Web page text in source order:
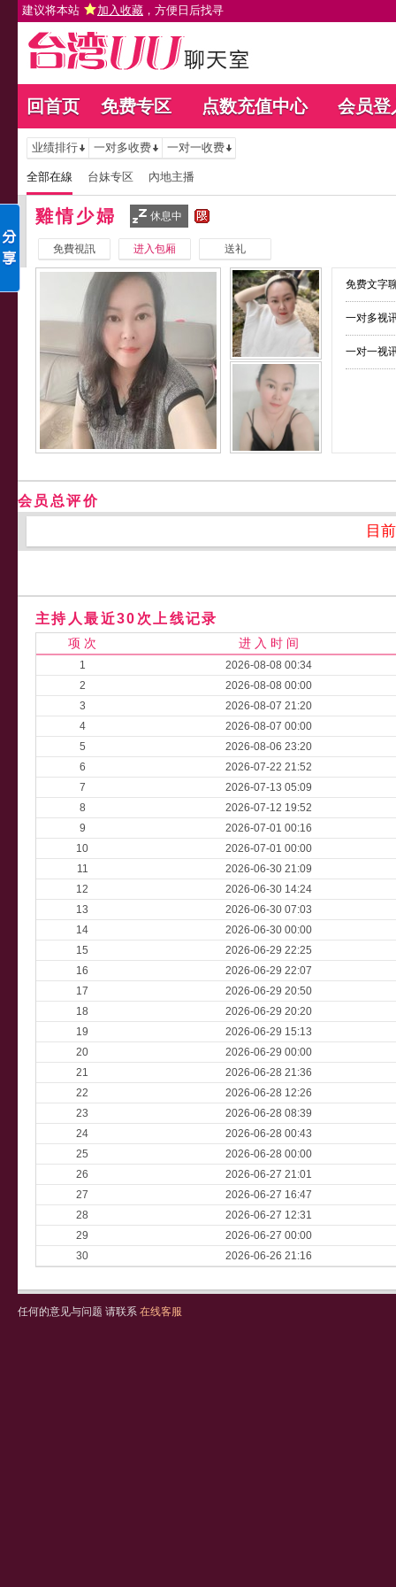
建议将本站 加入收藏 ，方便日后找寻
回首页 免费专区 点数充值中心 会员登
业绩排行 一对多收费 一对一收费
全部在線 台妹专区 內地主播
雞情少婦 休息中
免費視訊 进入包厢 送礼
免费文字
一对多视
一对一视
会员总评价
目
主持人最近30次上线记录
项 次 进 入 时 间
1
2026-08-08 00:34
2
2026-08-08 00:00
3
2026-08-07 21:20
4
2026-08-07 00:00
5
2026-08-06 23:20
6
2026-07-22 21:52
7
2026-07-13 05:09
8
2026-07-12 19:52
9
2026-07-01 00:16
10
2026-07-01 00:00
11
2026-06-30 21:09
12
2026-06-30 14:24
13
2026-06-30 07:03
14
2026-06-30 00:00
15
2026-06-29 22:25
16
2026-06-29 22:07
17
2026-06-29 20:50
18
2026-06-29 20:20
19
2026-06-29 15:13
20
2026-06-29 00:00
21
2026-06-28 21:36
22
2026-06-28 12:26
23
2026-06-28 08:39
24
2026-06-28 00:43
25
2026-06-28 00:00
26
2026-06-27 21:01
27
2026-06-27 16:47
28
2026-06-27 12:31
29
2026-06-27 00:00
30
2026-06-26 21:16
任何的意见与问题 请联系 在线客服